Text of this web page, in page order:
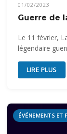
01/02/2023
Guerre de
Le 11 février,
légendaire
LIRE PLUS
ÉVÉNEMENTS ET